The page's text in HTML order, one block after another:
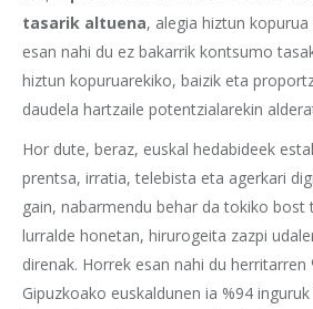
tasarik altuena, alegia hiztun
esan nahi du ez bakarrik kontsumo
hiztun kopuruarekiko, baizik eta
daudela hartzaile potentzialarekin
Hor dute, beraz, euskal hedabideek
prentsa, irratia, telebista eta agerkari
gain, nabarmendu behar da tokiko bost
lurralde honetan, hirurogeita zazpi
direnak. Horrek esan nahi du herritarren
Gipuzkoako euskaldunen ia %94